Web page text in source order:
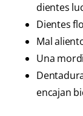
dientes
Dientes
Mal
Una
encajan